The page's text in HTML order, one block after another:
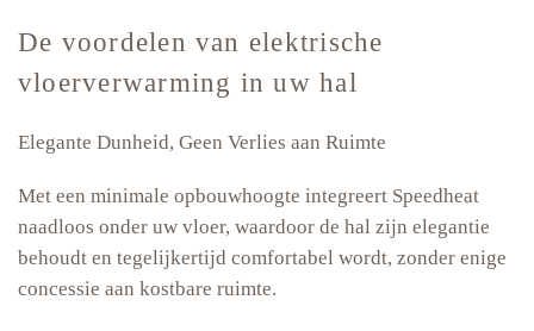
De voordelen van elektrische
vloerverwarming in uw hal
Elegante Dunheid, Geen Verlies aan Ruimte
Met een minimale opbouwhoogte integreert Speedheat
naadloos onder uw vloer, waardoor de hal zijn elegantie
behoudt en tegelijkertijd comfortabel wordt, zonder enige
concessie aan kostbare ruimte.